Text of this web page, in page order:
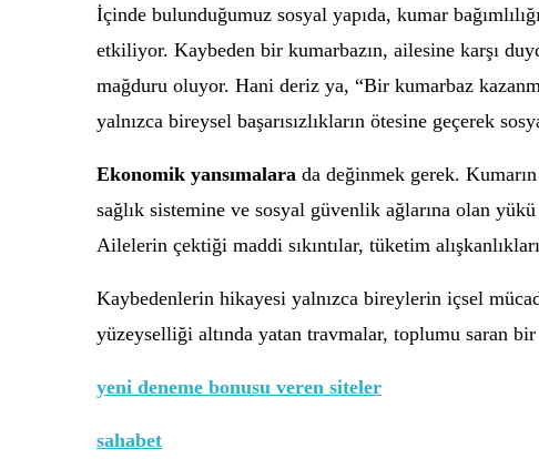
İçinde bulunduğumuz sosyal yapıda, kumar
etkiliyor. Kaybeden bir kumarbazın, ailesine karşı
mağduru oluyor. Hani deriz ya, “Bir kumarbaz
yalnızca bireysel başarısızlıkların ötesine geçerek
Ekonomik yansımalara da değinmek gerek.
sağlık sistemine ve sosyal güvenlik ağlarına olan
Ailelerin çektiği maddi sıkıntılar, tüketim
Kaybedenlerin hikayesi yalnızca bireylerin içsel
yüzeyselliği altında yatan travmalar, toplumu saran bir
yeni deneme bonusu veren siteler
sahabet